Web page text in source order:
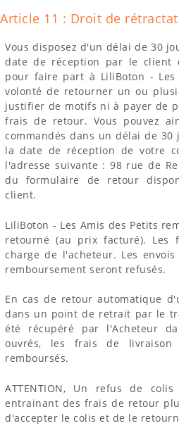
Article 11 : Droit de
Vous disposez d'un délai de 30
date de réception par le client
pour faire part à LiliBoton - Les
volonté de retourner un ou
justifier de motifs ni à payer de
frais de retour. Vous pouvez
commandés dans un délai de
la date de réception de votre
l'adresse suivante : 98 rue de
du formulaire de retour
client.
LiliBoton - Les Amis des Petits
retourné (au prix facturé).
charge de l'acheteur. Les
remboursement seront refusés.
En cas de retour automatique
dans un point de retrait par le
été récupéré par l'Acheteur
ouvrés, les frais de
remboursés.
ATTENTION, Un refus de
entrainant des frais de retour
d'accepter le colis et de le